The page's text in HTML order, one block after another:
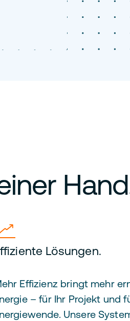
Lösungen.
Effizienz bringt mehr
– für Ihr Projekt und
Unsere